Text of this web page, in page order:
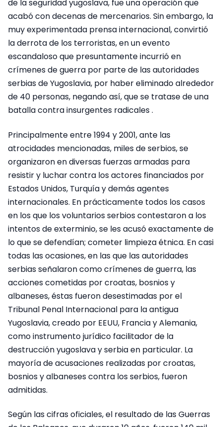
de la seguridad yugoslava, fue una operación que
acabó con decenas de mercenarios. Sin embargo, la
muy experimentada prensa internacional, convirtió
la derrota de los terroristas, en un evento
escandaloso que presuntamente incurrió en
crímenes de guerra por parte de las autoridades
serbias de Yugoslavia, por haber eliminado alrededor
de 40 personas, negando así, que se tratase de una
batalla contra insurgentes radicales .
Principalmente entre 1994 y 2001, ante las
atrocidades mencionadas, miles de serbios, se
organizaron en diversas fuerzas armadas para
resistir y luchar contra los actores financiados por
Estados Unidos, Turquía y demás agentes
internacionales. En prácticamente todos los casos
en los que los voluntarios serbios contestaron a los
intentos de exterminio, se les acusó exactamente de
lo que se defendían; cometer limpieza étnica. En casi
todas las ocasiones, en las que las autoridades
serbias señalaron como crímenes de guerra, las
acciones cometidas por croatas, bosnios y
albaneses, éstas fueron desestimadas por el
Tribunal Penal Internacional para la antigua
Yugoslavia, creado por EEUU, Francia y Alemania,
como instrumento jurídico facilitador de la
destrucción yugoslava y serbia en particular. La
mayoría de acusaciones realizadas por croatas,
bosnios y albaneses contra los serbios, fueron
admitidas.
Según las cifras oficiales, el resultado de las Guerras